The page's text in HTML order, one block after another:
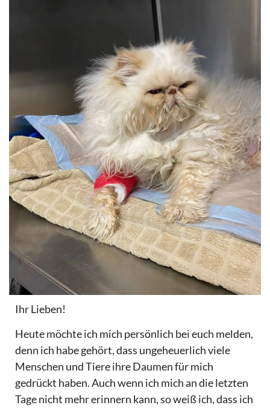
Ihr Lieben!
Heute möchte ich mich persönlich bei euch melden,
denn ich habe gehört, dass ungeheuerlich viele
Menschen und Tiere ihre Daumen für mich
gedrückt haben. Auch wenn ich mich an die letzten
Tage nicht mehr erinnern kann, so weiß ich, dass ich